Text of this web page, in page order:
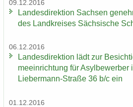
09.12.2016
Lan­des­di­rek­ti­on Sach­sen
des Land­krei­ses Säch­si­sche
06.12.2016
Lan­des­di­rek­ti­on lädt zur
me­ein­rich­tung für Asyl­be­wer­ber
Liebermann-Straße 36 b/c ein
01.12.2016